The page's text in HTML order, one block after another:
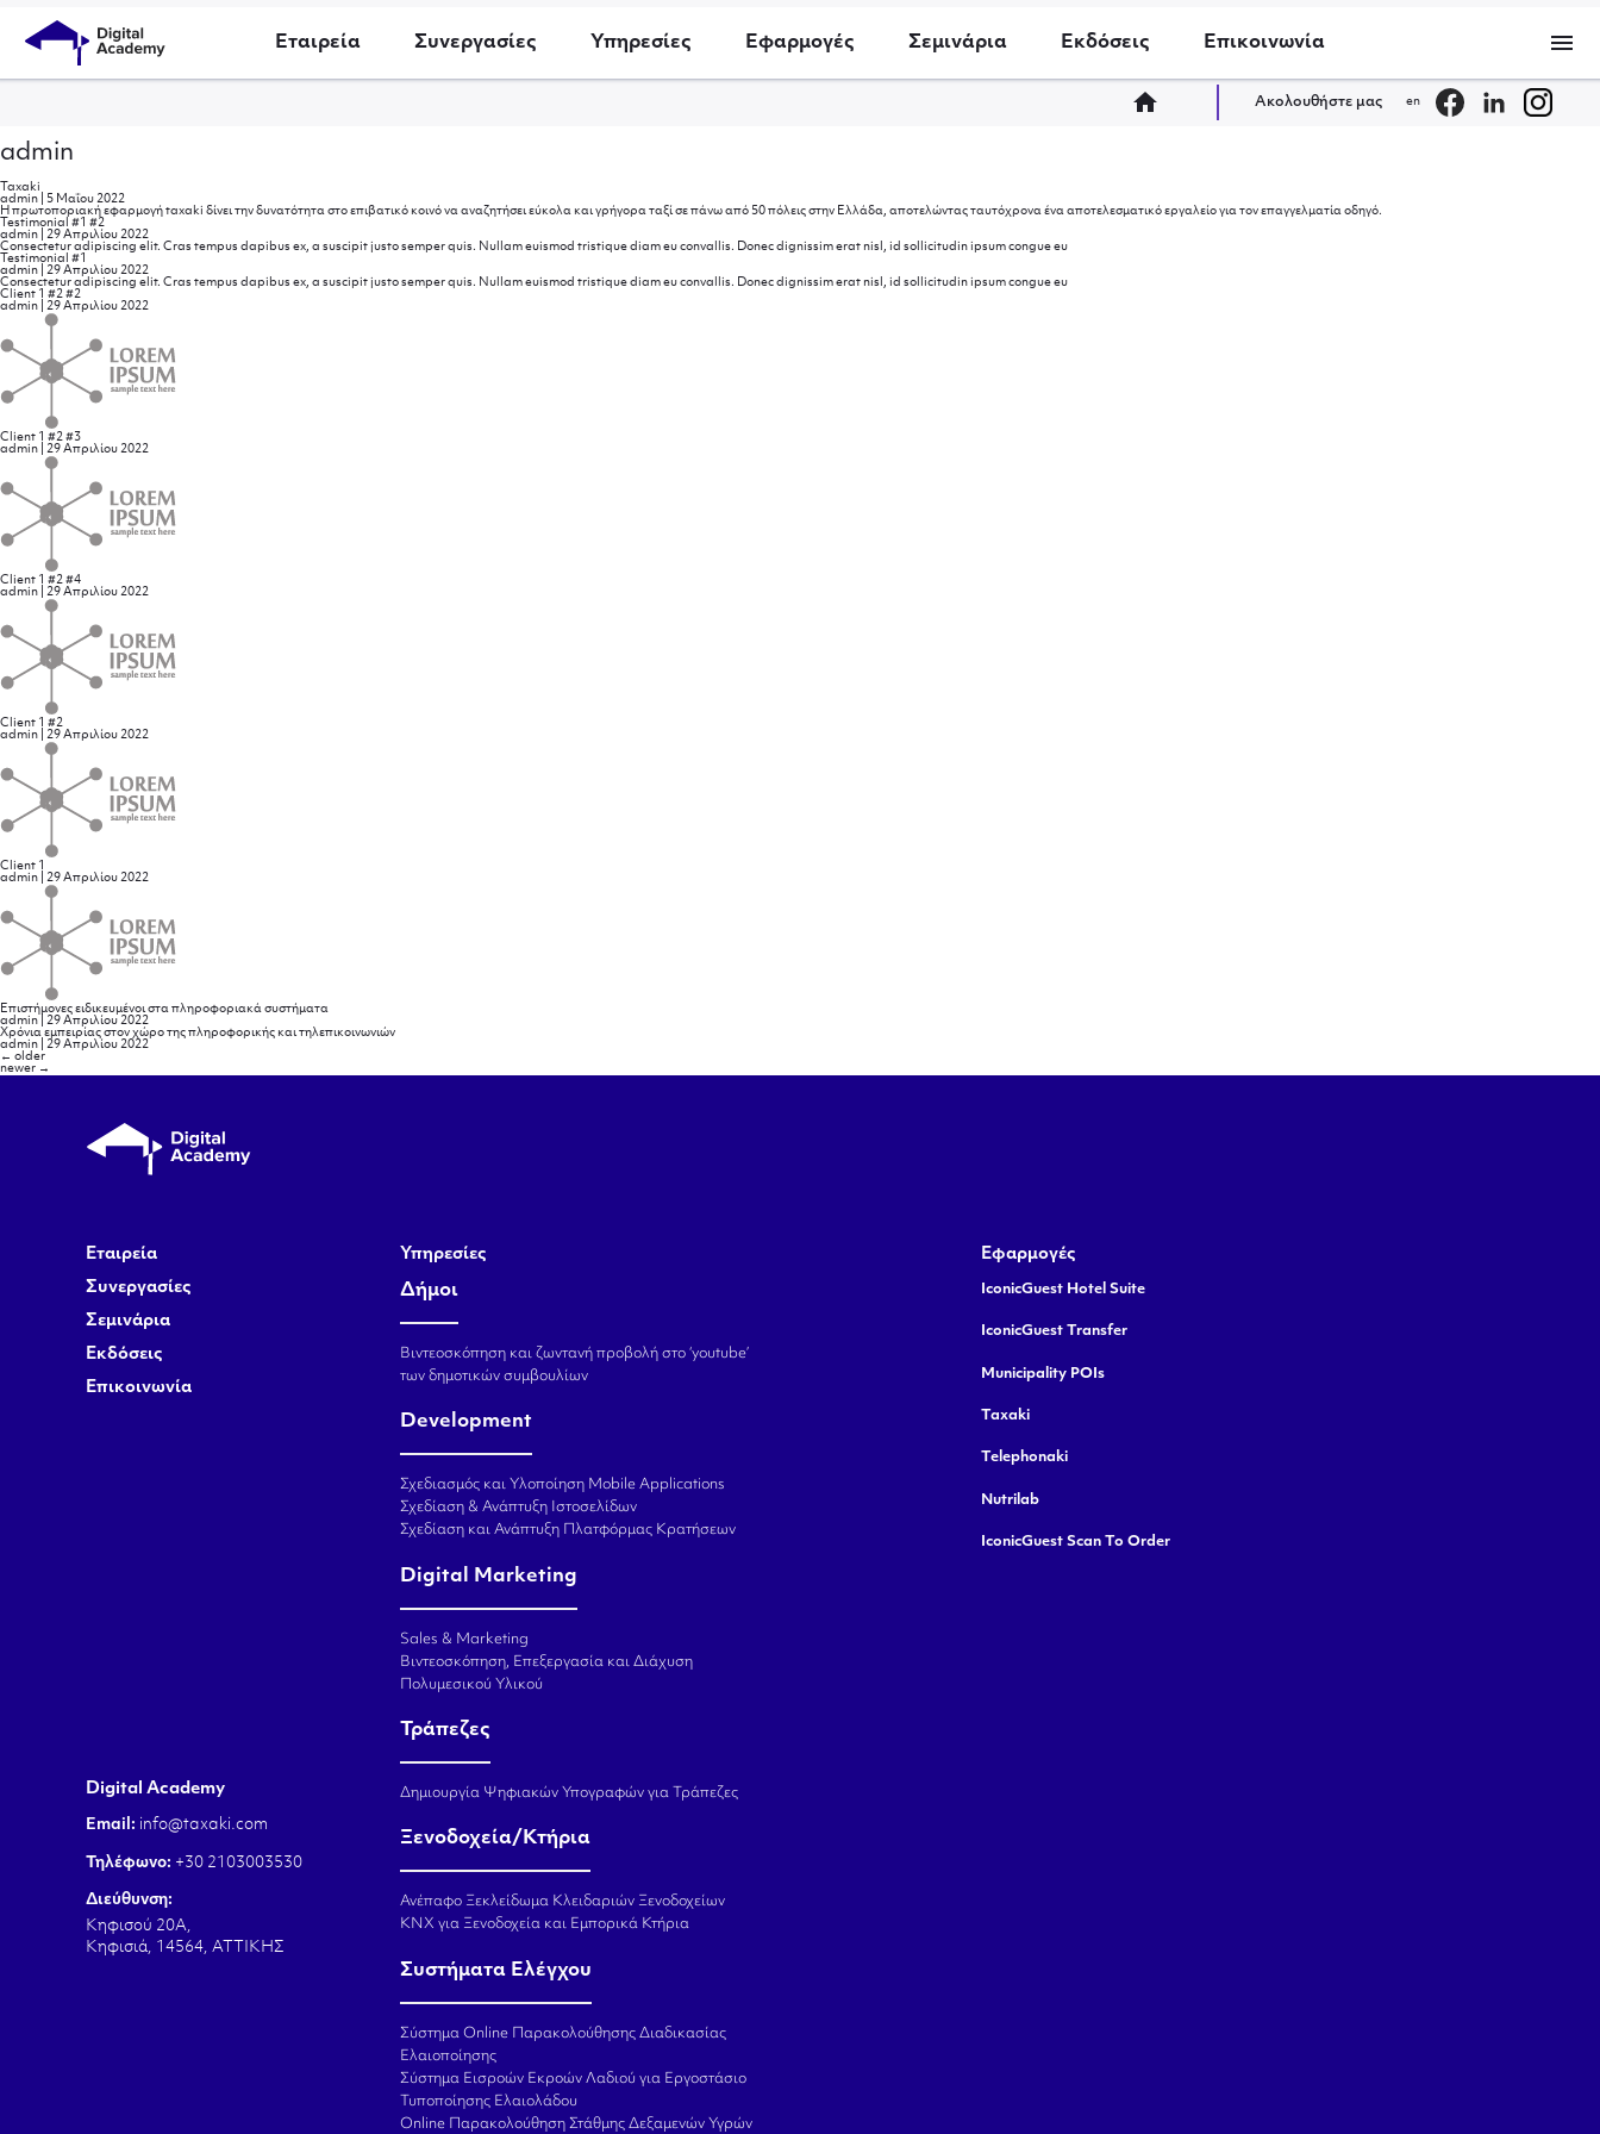
Εταιρεία Συνεργασίες Υπηρεσίες Εφαρμογές Σεμινάρια Εκδόσεις Επικοινωνία menu
home Ακολουθήστε μας en
admin
Taxaki
admin
5 Μαΐου 2022
H πρωτοποριακή εφαρμογή taxaki δίνει την δυνατότητα στο επιβατικό κοινό να αναζητήσει εύκολα και γρήγορα ταξί σε πάνω από 50 πόλεις στην Ελλάδα, αποτελώντας ταυτόχρονα ένα αποτελεσματικό εργαλείο για τον επαγγελματία οδηγό.
Testimonial #1 #2
admin
29 Απριλίου 2022
Consectetur adipiscing elit. Cras tempus dapibus ex, a suscipit justo semper quis. Nullam euismod tristique diam eu convallis. Donec dignissim erat nisl, id sollicitudin ipsum congue eu
Testimonial #1
admin
29 Απριλίου 2022
Consectetur adipiscing elit. Cras tempus dapibus ex, a suscipit justo semper quis. Nullam euismod tristique diam eu convallis. Donec dignissim erat nisl, id sollicitudin ipsum congue eu
Client 1 #2 #2
admin
29 Απριλίου 2022
Client 1 #2 #3
admin
29 Απριλίου 2022
Client 1 #2 #4
admin
29 Απριλίου 2022
Client 1 #2
admin
29 Απριλίου 2022
Client 1
admin
29 Απριλίου 2022
Επιστήμονες ειδικευμένοι στα πληροφοριακά συστήματα
admin
29 Απριλίου 2022
Χρόνια εμπειρίας στον χώρο της πληροφορικής και τηλεπικοινωνιών
admin
29 Απριλίου 2022
Πλοήγηση
άρθρων
← older
newer →
Εταιρεία
Συνεργασίες
Σεμινάρια
Εκδόσεις
Επικοινωνία
Υπηρεσίες
Δήμοι
Βιντεοσκόπηση και ζωντανή προβολή στο ‘youtube’
των δημοτικών συμβουλίων
Development
Σχεδιασμός και Υλοποίηση Mobile Applications
Σχεδίαση & Ανάπτυξη Ιστοσελίδων
Σχεδίαση και Ανάπτυξη Πλατφόρμας Κρατήσεων
Digital Marketing
Sales & Marketing
Βιντεοσκόπηση, Επεξεργασία και Διάχυση
Πολυμεσικού Υλικού
Τράπεζες
Δημιουργία Ψηφιακών Υπογραφών για Τράπεζες
Ξενοδοχεία/Κτήρια
Ανέπαφο Ξεκλείδωμα Κλειδαριών Ξενοδοχείων
KNX για Ξενοδοχεία και Εμπορικά Κτήρια
Συστήματα Ελέγχου
Σύστημα Online Παρακολούθησης Διαδικασίας
Ελαιοποίησης
Σύστημα Εισροών Εκροών Λαδιού για Εργοστάσιο
Τυποποίησης Ελαιολάδου
Online Παρακολούθηση Στάθμης Δεξαμενών Υγρών
Εφαρμογές
IconicGuest Hotel Suite
IconicGuest Transfer
Municipality POIs
Taxaki
Telephonaki
Nutrilab
IconicGuest Scan To Order
Digital Academy
Email: info@taxaki.com
Τηλέφωνο: +30 2103003530
Διεύθυνση:
Κηφισού 20Α,
Κηφισιά, 14564, ΑΤΤΙΚΗΣ